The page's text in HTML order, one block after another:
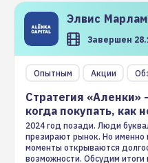
Элвис
Завершен
Опытным Акции
Стратегия «Аленки»
когда покупать, как
2024 год позади. Люди
презирают рынок. Но именно
моменты открываются
возможности. Обсудим итоги